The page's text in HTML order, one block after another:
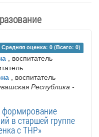
Средняя оценка: 0 (Всего: 0)
, воспитатель
, воспитатель
Республика -
формирование
в старшей группе
с ТНР»